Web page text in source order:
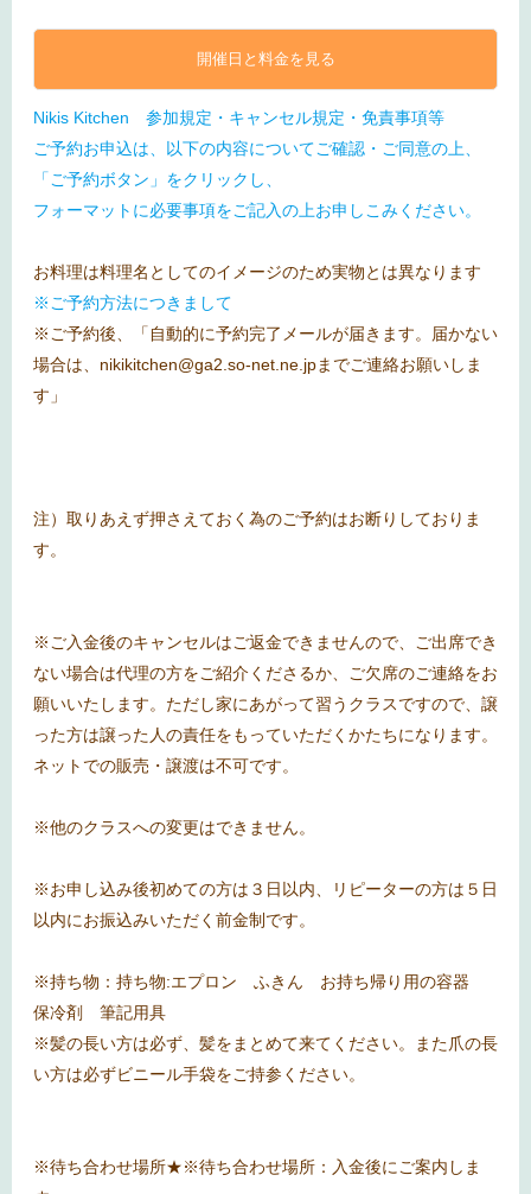
開催日と料金を見る
Nikis Kitchen 参加規定・キャンセル規定・免責事項等
ご予約お申込は、以下の内容についてご確認・ご同意の上、
「ご予約ボタン」をクリックし、
フォーマットに必要事項をご記入の上お申しこみください。
お料理は料理名としてのイメージのため実物とは異なります
※ご予約方法につきまして
※ご予約後、「自動的に予約完了メールが届きます。届かない
場合は、nikikitchen@ga2.so-net.ne.jpまでご連絡お願いしま
す」
注）取りあえず押さえておく為のご予約はお断りしておりま
す。
※ご入金後のキャンセルはご返金できませんので、ご出席でき
ない場合は代理の方をご紹介くださるか、ご欠席のご連絡をお
願いいたします。ただし家にあがって習うクラスですので、譲
った方は譲った人の責任をもっていただくかたちになります。
ネットでの販売・譲渡は不可です。
※他のクラスへの変更はできません。
※お申し込み後初めての方は３日以内、リピーターの方は５日
以内にお振込みいただく前金制です。
※持ち物：持ち物:エプロン ふきん お持ち帰り用の容器
保冷剤 筆記用具
※髪の長い方は必ず、髪をまとめて来てください。また爪の長
い方は必ずビニール手袋をご持参ください。
※待ち合わせ場所★※待ち合わせ場所：入金後にご案内しま